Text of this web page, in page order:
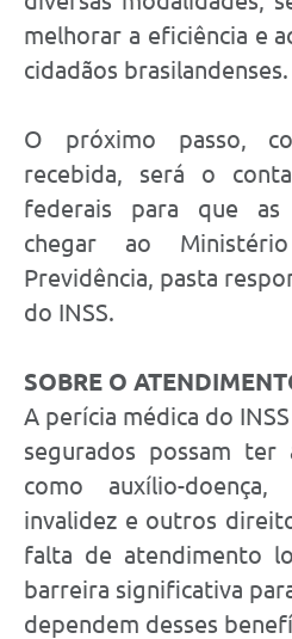
melhorar a eficiência e
cidadãos brasilandenses.
O próximo passo,
recebida, será o
federais para que as
chegar ao
Previdência, pasta
do INSS.
SOBRE O
A perícia médica do
segurados possam ter
como auxílio-
invalidez e outros
falta de atendimento
barreira significativa
dependem desses